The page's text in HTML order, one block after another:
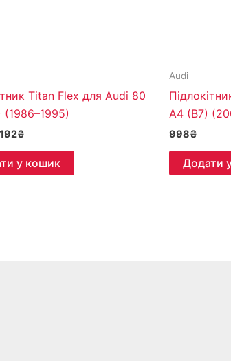
Titan Flex для Audi 80
(1986–1995)
₴
у кошик
Audi
A4 (B7)
998₴
Додати